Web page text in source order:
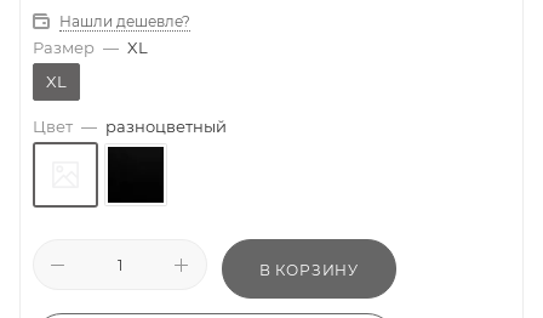
Нашли дешевле?
Размер — XL
XL
Цвет — разноцветный
В КОРЗИНУ